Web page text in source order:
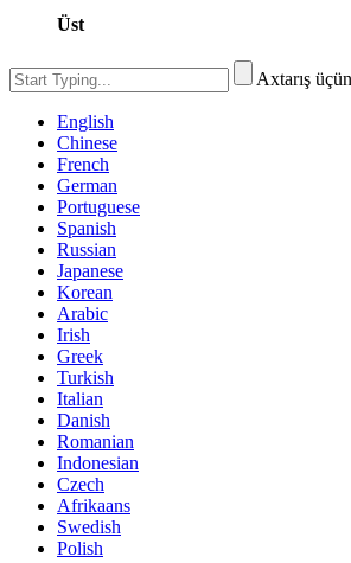
Üst
Axtarış
English
Chinese
French
German
Portuguese
Spanish
Russian
Japanese
Korean
Arabic
Irish
Greek
Turkish
Italian
Danish
Romanian
Indonesian
Czech
Afrikaans
Swedish
Polish